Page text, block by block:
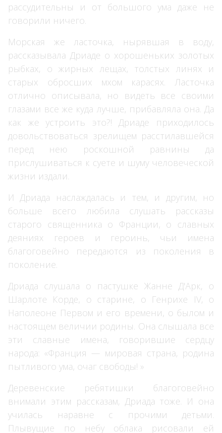
рассудительны и от большого ума даже не
говорили ничего.
Морская же ласточка, нырявшая в воду,
рассказывала Дриаде о хорошеньких золотых
рыбках, о жирных лещах, толстых линях и
старых обросших мхом карасях. Ласточка
отлично описывала, но видеть все своими
глазами все же куда лучше, прибавляла она. Да
как же устроить это?! Дриаде приходилось
довольствоваться зрелищем расстилавшейся
перед нею роскошной равнины да
прислушиваться к суете и шуму человеческой
жизни издали.
И Дриада наслаждалась и тем, и другим, но
больше всего любила слушать рассказы
старого священника о Франции, о славных
деяниях героев и героинь, чьи имена
благоговейно передаются из поколения в
поколение.
Дриада слушала о пастушке Жанне Д'Арк, о
Шарлоте Корде, о старине, о Генрихе IV, о
Наполеоне Первом и его времени, о былом и
настоящем величии родины. Она слышала все
эти славные имена, говорившие сердцу
народа: «Франция — мировая страна, родина
пытливого ума, очаг свободы! »
Деревенские ребятишки благоговейно
внимали этим рассказам, Дриада тоже. И она
училась наравне с прочими детьми.
Плывущие по небу облака рисовали ей